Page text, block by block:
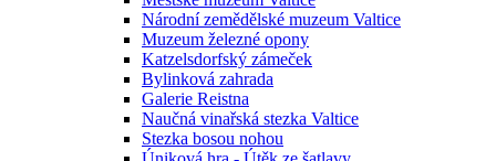
Národní zemědělské muzeum Valtice
Muzeum železné opony
Katzelsdorfský zámeček
Bylinková zahrada
Galerie Reistna
Naučná vinařská stezka Valtice
Stezka bosou nohou